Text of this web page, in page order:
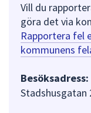
Vill du
göra det via
Rapportera fel
kommunens
Besöksadress:
Stadshusgatan